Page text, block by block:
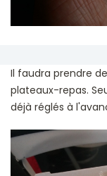
Il faudra prendre
plateaux-repas.
déjà réglés à